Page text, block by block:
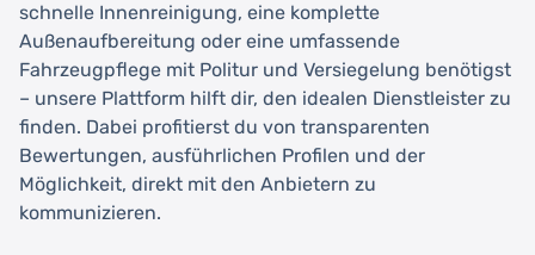
schnelle Innenreinigung, eine komplette
Außenaufbereitung oder eine umfassende
Fahrzeugpflege mit Politur und Versiegelung benötigst
– unsere Plattform hilft dir, den idealen Dienstleister zu
finden. Dabei profitierst du von transparenten
Bewertungen, ausführlichen Profilen und der
Möglichkeit, direkt mit den Anbietern zu
kommunizieren.